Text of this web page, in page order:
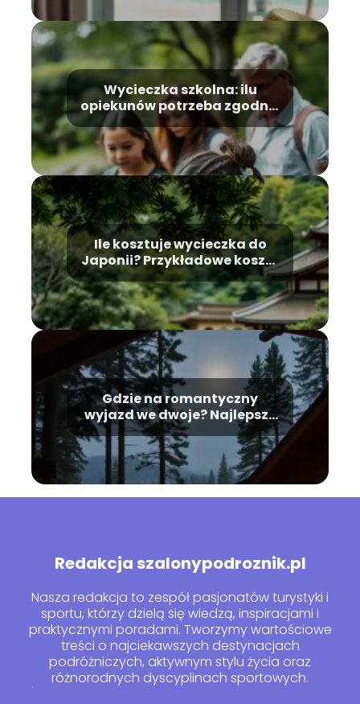
Wycieczka szkolna: ilu
opiekunów potrzeba zgodnie
z przepisami?
Ile kosztuje wycieczka do
Japonii? Przykładowe koszty
i wskazówki dla podróżnych
Gdzie na romantyczny
wyjazd we dwoje? Najlepsze
kierunki dla zakochanych
Redakcja szalonypodroznik.pl
Nasza redakcja to zespół pasjonatów turystyki i
sportu, którzy dzielą się wiedzą, inspiracjami i
praktycznymi poradami. Tworzymy wartościowe
treści o najciekawszych destynacjach
podróżniczych, aktywnym stylu życia oraz
różnorodnych dyscyplinach sportowych.
Śledzimy trendy w branży, testujemy nowe formy